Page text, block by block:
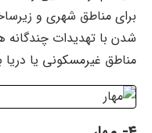
برای مناطق شهری و
شدن با تهدیدات چندگانه
مناطق غیرمسکونی یا دریا